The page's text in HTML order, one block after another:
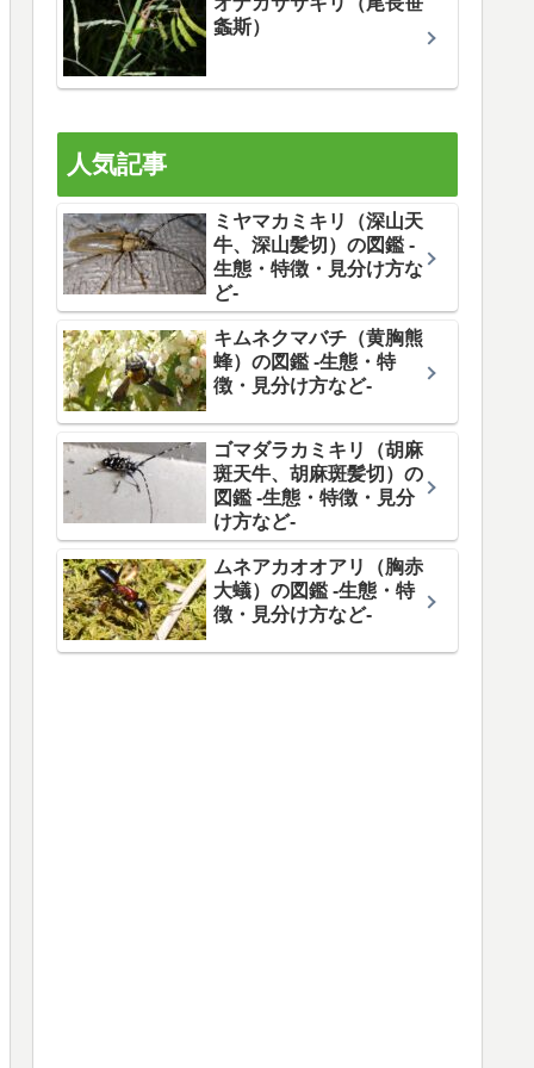
螽斯）
人気記事
ミヤマカミキリ（深山天
牛、深山髪切）の図鑑 -
生態・特徴・見分け方な
ど-
キムネクマバチ（黄胸熊
蜂）の図鑑 -生態・特
徴・見分け方など-
ゴマダラカミキリ（胡麻
斑天牛、胡麻斑髪切）の
図鑑 -生態・特徴・見分
け方など-
ムネアカオオアリ（胸赤
大蟻）の図鑑 -生態・特
徴・見分け方など-